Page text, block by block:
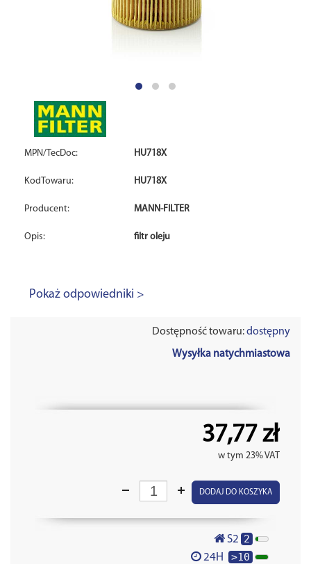
MPN/TecDoc: HU718X
KodTowaru: HU718X
Producent: MANN-FILTER
Opis: filtr oleju
Pokaż odpowiedniki >
Dostępność towaru:dostępny
Wysyłka natychmiastowa
37,77 zł
w tym 23% VAT
DODAJ DO KOSZYKA
S2 2
24H >10